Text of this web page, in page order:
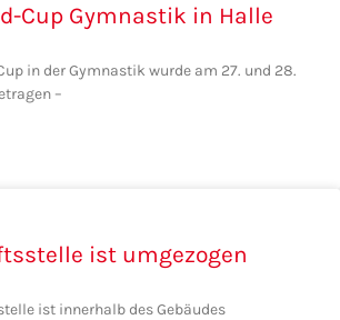
Cup Gymnastik in Halle
in der Gymnastik wurde am 27. und 28.
–
ist umgezogen
ist innerhalb des Gebäudes